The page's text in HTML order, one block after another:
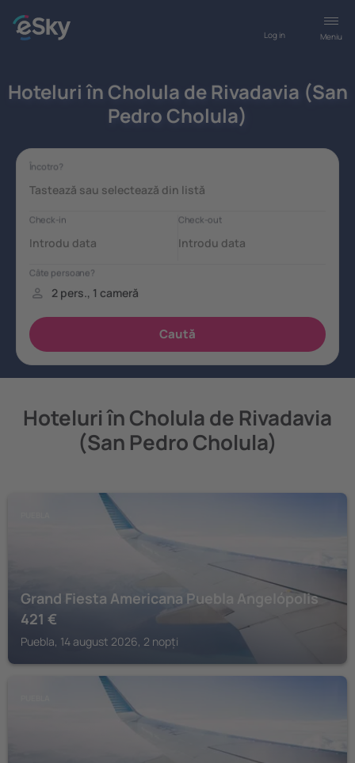
Meniu
Log in
Hoteluri în Cholula de Rivadavia (San
Pedro Cholula)
Hoteluri în Cholula de Rivadavia
(San Pedro Cholula)
Grand Fiesta Americana Puebla Angelópolis
421 €
Puebla, 14 august 2026, 2 nopți